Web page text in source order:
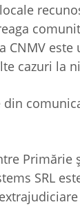
CNMV este
cazuri la
din
Primărie
SRL